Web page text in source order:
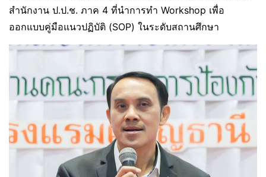
สำนักงาน ป.ป.ช. ภาค 4 ที่นำการทำ Workshop เพื่อ
ออกแบบคู่มือแนวปฏิบัติ (SOP) ในระดับสถานศึกษา